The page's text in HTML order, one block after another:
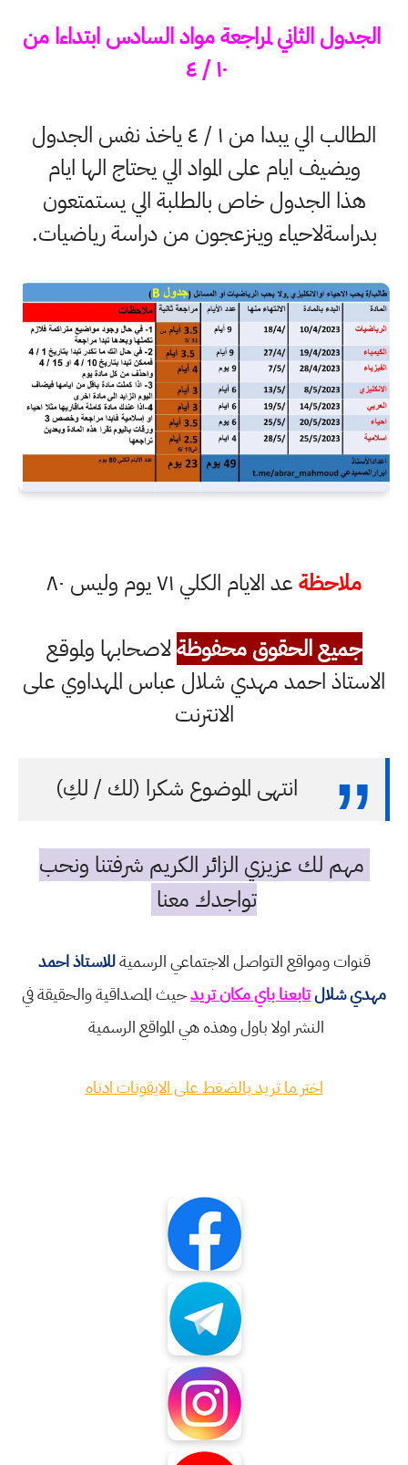
الجدول الثاني لمراجعة مواد السادس ابتداءا من
١٠ / ٤
الطالب الي يبدا من ١ / ٤ ياخذ نفس الجدول
ويضيف ايام على المواد الي يحتاج الها ايام
هذا الجدول خاص بالطلبة الي يستمتعون
بدراسةلاحياء وينزعجون من دراسة رياضيات.
ملاحظةعد الايام الكلي ٧١ يوم وليس ٨٠
جميع الحقوق محفوظةلاصحابها ولموقع
الاستاذ احمد مهدي شلال عباس المهداوي على
الانترنت
انتهى الموضوع شكرا (لك / لكِ)
مهم لك عزيزي الزائر الكريم شرفتنا ونحب
تواجدك معنا
قنوات ومواقع التواصل الاجتماعي الرسميةللاستاذ احمد
مهدي شلالتابعنا باي مكان تريدحيث المصداقية والحقيقة في
النشر اولا باول وهذه هي المواقع الرسمية
اختر ما تريد بالضغط على الايقونات ادناه